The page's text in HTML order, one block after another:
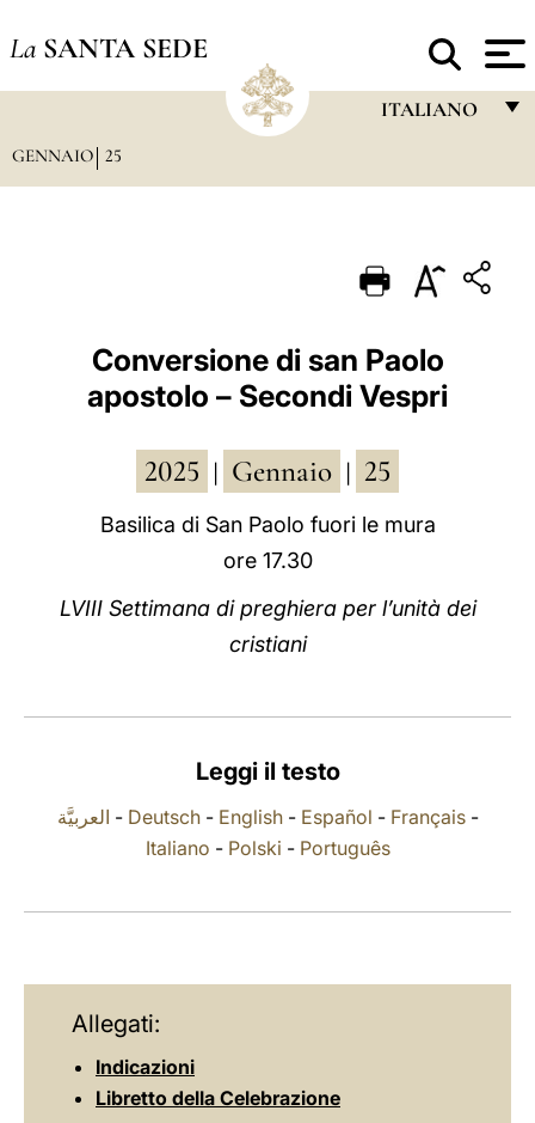
La SANTA SEDE
ITALIANO
PORTUGUÊS
ESPAÑOL
DEUTSCH
العربيّة
中文
GENNAIO 25
Conversione di san Paolo
apostolo – Secondi Vespri
2025 Gennaio 25
Basilica di San Paolo fuori le mura
ore 17.30
LVIII Settimana di preghiera per l’unità dei
cristiani
Leggi il testo
العربيَّة - Deutsch- English- Español - Français-
Italiano - Polski - Português
Allegati:
Indicazioni
Libretto della Celebrazione